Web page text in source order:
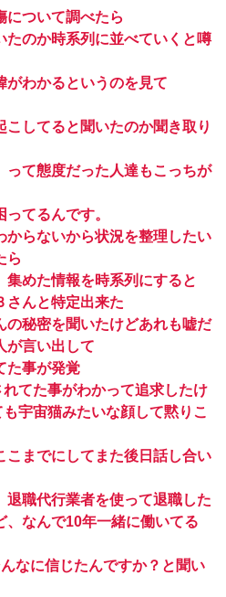
について調べたら
たのか時系列に並べていくと噂
がわかるというのを見て
こしてると聞いたのか聞き取り
って態度だった人達もこっちが
ってるんです。
からないから状況を整理したい
ら
めた情報を時系列にすると
さんと特定出来た
秘密を聞いたけどあれも嘘だ
が言い出して
た事が発覚
てた事がわかって追求したけ
宇宙猫みたいな顔して黙りこ
こまでにしてまた後日話し合い
退職代行業者を使って退職した
、なんで10年一緒に働いてる
なに信じたんですか？と聞い